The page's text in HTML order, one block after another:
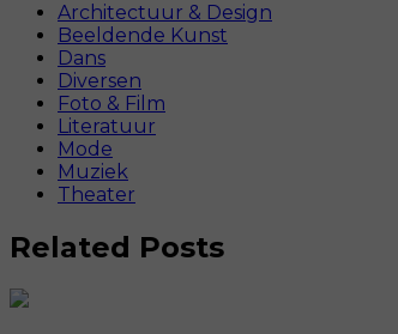
Architectuur & Design
Beeldende Kunst
Dans
Diversen
Foto & Film
Literatuur
Mode
Muziek
Theater
Related Posts